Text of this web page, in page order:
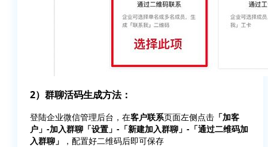
2）群聊活码生成方法：
登陆企业微信管理后台，在客户联系页面左侧点击 「加客
户」-加入群聊「设置」-「新建加入群聊」-「通过二维码加
入群聊」
，配置好二维码后即可保存